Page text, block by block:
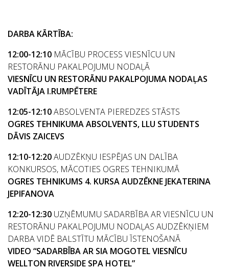
DARBA KĀRTĪBA:
12:00-12:10 MĀCĪBU PROCESS VIESNĪCU UN
RESTORĀNU PAKALPOJUMU NODAĻĀ
VIESNĪCU UN RESTORĀNU PAKALPOJUMA NODAĻAS
VADĪTĀJA I.RUMPĒTERE
12:05-12:10ABSOLVENTA PIEREDZES STĀSTS
OGRES TEHNIKUMA ABSOLVENTS, LLU STUDENTS
DĀVIS ZAICEVS
12:10-12:20AUDZĒKŅU IESPĒJAS UN DALĪBA
KONKURSOS, MĀCOTIES OGRES TEHNIKUMĀ
OGRES TEHNIKUMS 4. KURSA AUDZĒKNE JEKATERINA
JEPIFANOVA
12:20-12:30 UZŅĒMUMU SADARBĪBA AR VIESNĪCU UN
RESTORĀNU PAKALPOJUMU NODAĻAS AUDZĒKŅIEM
DARBA VIDĒ BALSTĪTU MĀCĪBU ĪSTENOŠANĀ
VIDEO “SADARBĪBA AR SIA MOGOTEL VIESNĪCU
WELLTON RIVERSIDE SPA HOTEL”